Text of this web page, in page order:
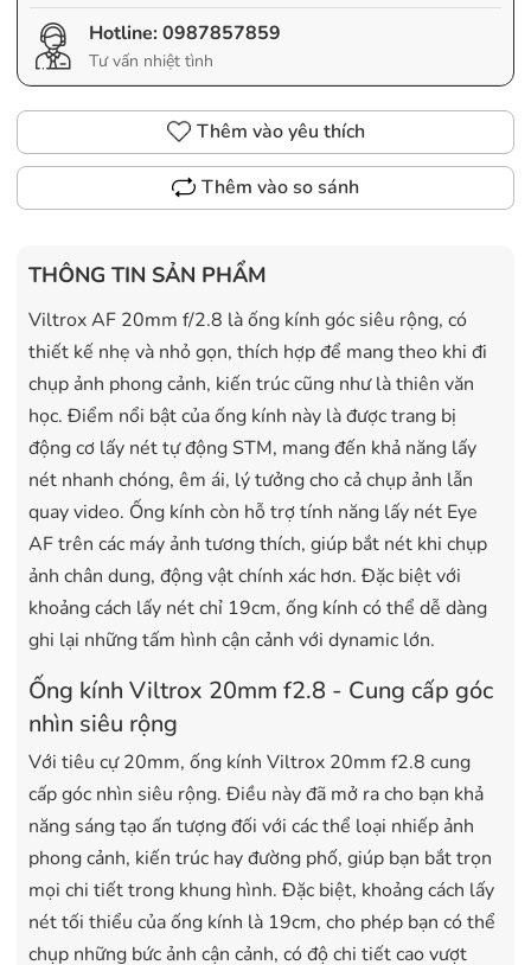
Hotline:0987857859
Tư vấn nhiệt tình
Thêm vào yêu thích
Thêm vào so sánh
THÔNG TIN SẢN PHẨM
Viltrox AF 20mm f/2.8 là ống kính góc siêu rộng, có
thiết kế nhẹ và nhỏ gọn, thích hợp để mang theo khi đi
chụp ảnh phong cảnh, kiến trúc cũng như là thiên văn
học. Điểm nổi bật của ống kính này là được trang bị
động cơ lấy nét tự động STM, mang đến khả năng lấy
nét nhanh chóng, êm ái, lý tưởng cho cả chụp ảnh lẫn
quay video. Ống kính còn hỗ trợ tính năng lấy nét Eye
AF trên các máy ảnh tương thích, giúp bắt nét khi chụp
ảnh chân dung, động vật chính xác hơn. Đặc biệt với
khoảng cách lấy nét chỉ 19cm, ống kính có thể dễ dàng
ghi lại những tấm hình cận cảnh với dynamic lớn.
Ống kính Viltrox 20mm f2.8 - Cung cấp góc
nhìn siêu rộng
Với tiêu cự 20mm, ống kính Viltrox 20mm f2.8 cung
cấp góc nhìn siêu rộng. Điều này đã mở ra cho bạn khả
năng sáng tạo ấn tượng đối với các thể loại nhiếp ảnh
phong cảnh, kiến trúc hay đường phố, giúp bạn bắt trọn
mọi chi tiết trong khung hình. Đặc biệt, khoảng cách lấy
nét tối thiểu của ống kính là 19cm, cho phép bạn có thể
chụp những bức ảnh cận cảnh, có độ chi tiết cao vượt